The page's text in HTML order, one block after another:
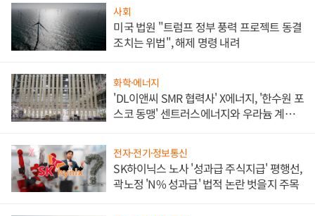
사회
미국 법원 "트럼프 정부 풍력 프로젝트 동결
조치는 위법", 해제 명령 내려
화학·에너지
'DL이앤씨 SMR 협력사' X에너지, '한수원 포
스코 동맹' 센트러스에너지와 우라늄 계약
전자·전기·정보통신
SK하이닉스 노사 '성과급 주식지급' 평행선,
곽노정 'N% 성과급' 법적 논란 벗을지 주목